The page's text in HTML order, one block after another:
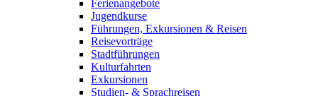
Ferienangebote
Jugendkurse
Führungen, Exkursionen & Reisen
Reisevorträge
Stadtführungen
Kulturfahrten
Exkursionen
Studien- & Sprachreisen